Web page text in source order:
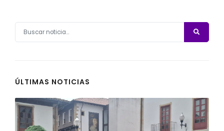
ÚLTIMAS NOTICIAS